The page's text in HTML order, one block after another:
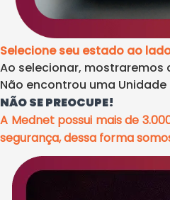
Selecione seu estado ao
Ao selecionar,
Não encontrou uma
NÃO SE PREOCUPE!
A Mednet possui mais de
segurança, dessa forma